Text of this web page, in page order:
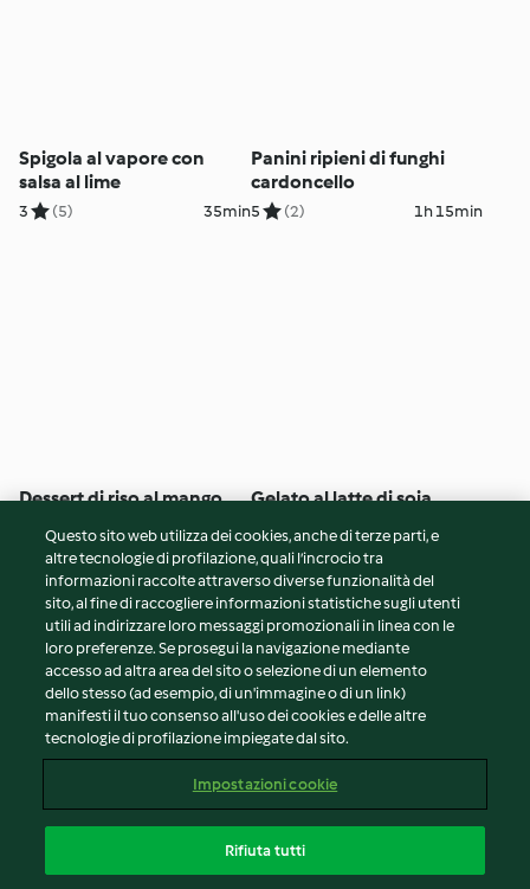
Spigola al vapore con
salsa al lime
3 (5) 35min
Panini ripieni di funghi
cardoncello
5 (2) 1h 15min
Dessert di riso al mango
(10) 55min
Gelato al latte di soia
5 (10)
© Copyright 2026
Termini del servizio
Informativa sulla privacy
Avvertenze generali
Note legali
Contenuto del rapporto
Dichiarazione di accessibilità
Questo sito web utilizza dei cookies, anche di terze parti, e
altre tecnologie di profilazione, quali l’incrocio tra
informazioni raccolte attraverso diverse funzionalità del
sito, al fine di raccogliere informazioni statistiche sugli utenti
utili ad indirizzare loro messaggi promozionali in linea con le
loro preferenze. Se prosegui la navigazione mediante
accesso ad altra area del sito o selezione di un elemento
dello stesso (ad esempio, di un'immagine o di un link)
manifesti il tuo consenso all'uso dei cookies e delle altre
tecnologie di profilazione impiegate dal sito.
Impostazioni cookie
Rifiuta tutti